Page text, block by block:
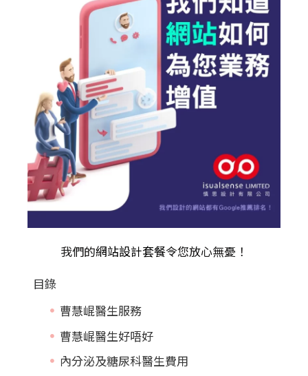
我們的網站設計套餐令您放心無憂！
目錄
曹慧崐醫生服務
曹慧崐醫生好唔好
內分泌及糖尿科醫生費用